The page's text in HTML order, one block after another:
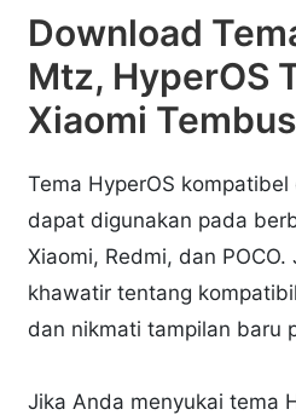
Download
Mtz, HyperOS
Xiaomi
Tema HyperOS
dapat digunakan pada
Xiaomi, Redmi, dan
khawatir tentang
dan nikmati tampilan baru
Jika Anda menyukai tema